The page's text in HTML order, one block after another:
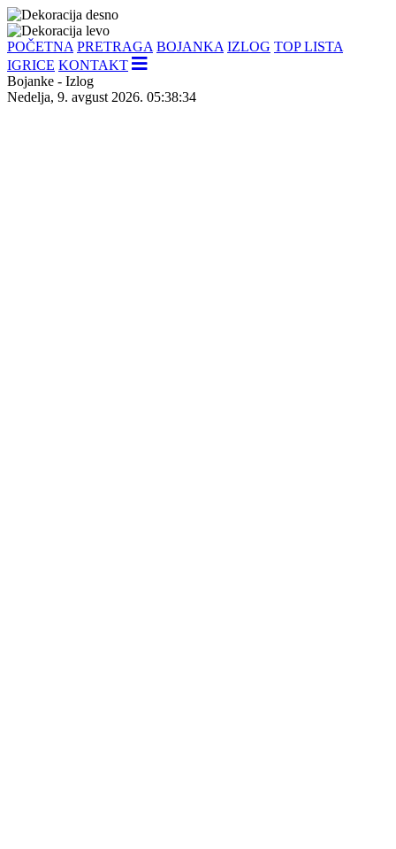
POČETNA PRETRAGA BOJANKA IZLOG TOP LISTA
IGRICE KONTAKT
Bojanke - Izlog
Nedelja, 9. avgust 2026. 05:38:35